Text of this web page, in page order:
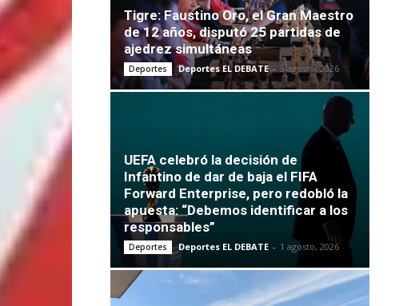
Tigre: Faustino Oro, el Gran Maestro
de 12 años, disputó 25 partidas de
ajedrez simultáneas
Deportes Deportes EL DEBATE - 3 agosto, 2026
UEFA celebró la decisión de
Infantino de dar de baja el FIFA
Forward Enterprise, pero redobló la
apuesta: “Debemos identificar a los
responsables”
Deportes Deportes EL DEBATE - 1 agosto, 2026